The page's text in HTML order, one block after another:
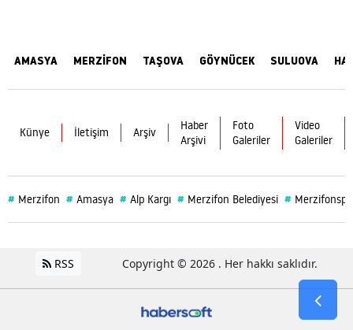
AMASYA MERZİFON TAŞOVA GÖYNÜCEK SULUOVA
Künye İletişim Arşiv
Haber
Arşivi
Foto
Galeriler
Video
Galeriler
# Merzifon # Amasya # Alp Kargı # Merzifon Belediyesi #
RSS Copyright © 2026 . Her hakkı saklıdır.